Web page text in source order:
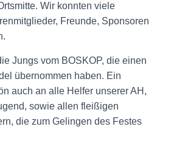
Wir konnten viele
Freunde, Sponsoren
Jungs vom BOSKOP, die einen
übernommen haben. Ein
auch an alle Helfer unserer AH,
sowie allen fleißigen
die zum Gelingen des Festes